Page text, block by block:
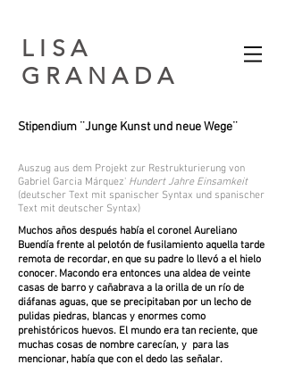
L I S A
G R A N A D A​
Stipendium ¨Junge Kunst und neue Wege¨
Auszug aus dem Projekt zur Restrukturierung von
Gabriel Garcia Márquez' Hundert Jahre Einsamkeit
(deutscher Text mit spanischer Syntax und spanischer
Text mit deutscher Syntax)
Muchos años después había el coronel Aureliano
Buendía frente al pelotón de fusilamiento aquella tarde
remota de recordar, en que su padre lo llevó a el hielo
conocer. Macondo era entonces una aldea de veinte
casas de barro y cañabrava a la orilla de un río de
diáfanas aguas, que se precipitaban por un lecho de
pulidas piedras, blancas y enormes como
prehistóricos huevos. El mundo era tan reciente, que
muchas cosas de nombre carecían, y para las
mencionar, había que con el dedo las señalar.